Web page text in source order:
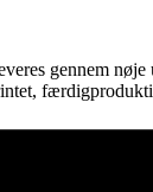
gennem nøje